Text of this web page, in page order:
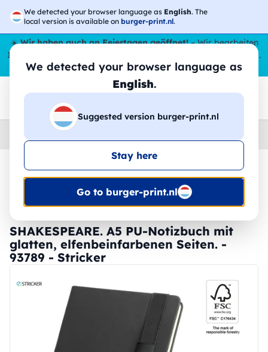
We detected your browser language as English. The
local version is available on burger-print.nl.
We detected your browser language as
English.
Suggested version burger-print.nl
Stay here
Go to burger-print.nl
☀️Wir haben auch an Feiertagen geöffnet!– Wir bearbeiten
Ihre Bestellungen den ganzen Sommer über,
sogar im August.
😎🌴
Home
🔥 -30 % DTF-Druck
SHAKESPEARE. A5 PU-Notizbuch mit
glatten, elfenbeinfarbenen Seiten. -
93789 - Stricker